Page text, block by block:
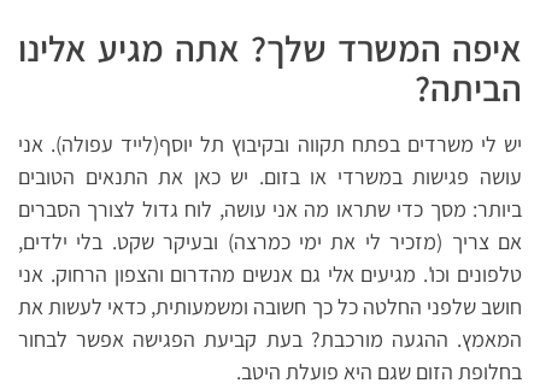
איפה המשרד שלך? אתה מגיע אלינו
הביתה?
יש לי משרדים בפתח תקווה ובקיבוץ תל יוסף(לייד עפולה). אני
עושה פגישות במשרדי או בזום. יש כאן את התנאים הטובים
ביותר: מסך כדי שתראו מה אני עושה, לוח גדול לצורך הסברים
אם צריך (מזכיר לי את ימי כמרצה) ובעיקר שקט. בלי ילדים,
טלפונים וכו'. מגיעים אלי גם אנשים מהדרום והצפון הרחוק. אני
חושב שלפני החלטה כל כך חשובה ומשמעותית, כדאי לעשות את
המאמץ. ההגעה מורכבת? בעת קביעת הפגישה אפשר לבחור
בחלופת הזום שגם היא פועלת היטב.